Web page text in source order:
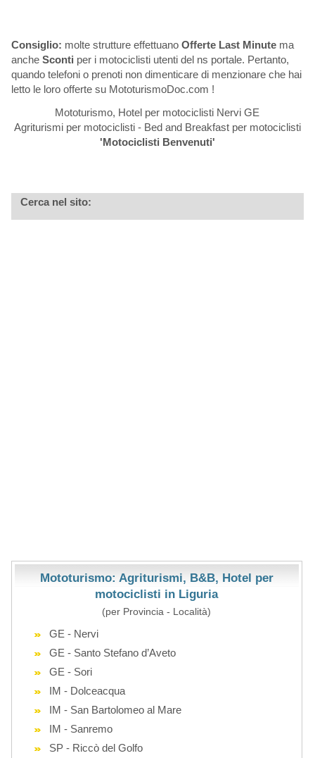
Consiglio: molte strutture effettuano Offerte Last Minutema
anche Sconti per i motociclisti utenti del ns portale. Pertanto,
quando telefoni o prenoti non dimenticare di menzionare che hai
letto le loro offerte su MototurismoDoc.com !
Mototurismo, Hotel per motociclisti Nervi GE
Agriturismi per motociclisti - Bed and Breakfast per motociclisti
'Motociclisti Benvenuti'
Cerca nel sito:
Mototurismo: Agriturismi, B&B, Hotel per
motociclisti in Liguria
(per Provincia - Località)
GE - Nervi
GE - Santo Stefano d’Aveto
GE - Sori
IM - Dolceacqua
IM - San Bartolomeo al Mare
IM - Sanremo
SP - Riccò del Golfo